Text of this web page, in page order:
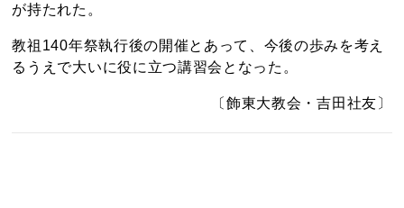
が持たれた。
教祖140年祭執行後の開催とあって、今後の歩みを考え
るうえで大いに役に立つ講習会となった。
〔飾東大教会・吉田社友〕